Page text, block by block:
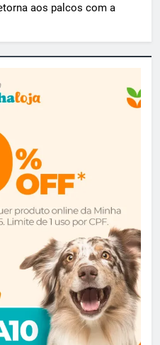
aos palcos com a